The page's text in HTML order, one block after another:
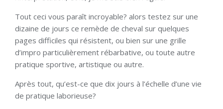
Tout ceci vous paraît incroyable? alors testez sur une
dizaine de jours ce remède de cheval sur quelques
pages difficiles qui résistent, ou bien sur une grille
d’impro particulièrement rébarbative, ou toute autre
pratique sportive, artistique ou autre.
Après tout, qu’est-ce que dix jours à l’échelle d’une vie
de pratique laborieuse?